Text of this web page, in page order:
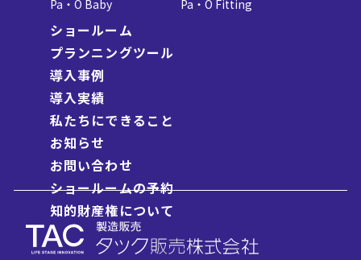
Pa・O Baby
Pa・O Fitting
ショールーム
プランニングツール
導入事例
導入実績
私たちにできること
お知らせ
お問い合わせ
ショールームの予約
知的財産権について